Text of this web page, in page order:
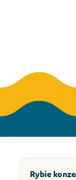
Rybie